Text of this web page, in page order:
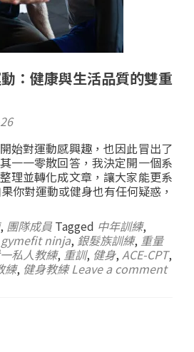
：健康與生活品質的雙重
始對運動感興趣，也因此冒出了
一一零散回答，我決定開一個系
理並轉化成文章，讓大家能更系
你對運動或健身也有任何疑惑，
, 團隊成員 Tagged 中年訓練,
gymefit ninja, 銀髮族訓練, 重量
私人教練, 重訓, 健身, ACE-CPT,
練, 健身教練 Leave a comment